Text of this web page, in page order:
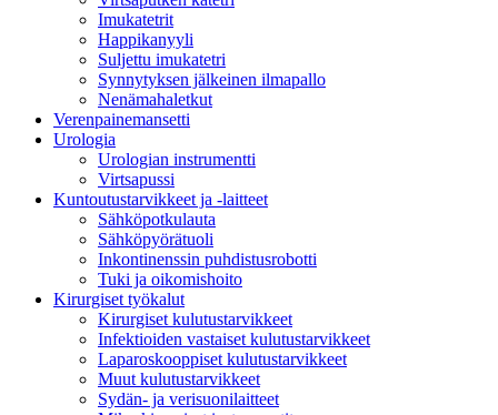
Imukatetrit
Happikanyyli
Suljettu imukatetri
Synnytyksen jälkeinen ilmapallo
Nenämahaletkut
Verenpainemansetti
Urologia
Urologian instrumentti
Virtsapussi
Kuntoutustarvikkeet ja -laitteet
Sähköpotkulauta
Sähköpyörätuoli
Inkontinenssin puhdistusrobotti
Tuki ja oikomishoito
Kirurgiset työkalut
Kirurgiset kulutustarvikkeet
Infektioiden vastaiset kulutustarvikkeet
Laparoskooppiset kulutustarvikkeet
Muut kulutustarvikkeet
Sydän- ja verisuonilaitteet